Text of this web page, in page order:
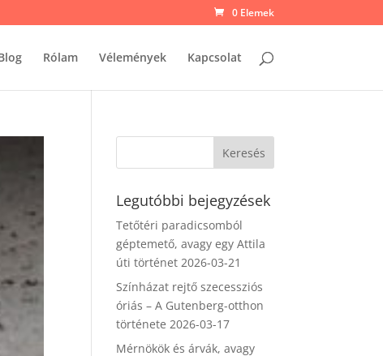
0 Elemek
Rólam Vélemények Kapcsolat
Legutóbbi bejegyzések
Tetőtéri paradicsomból
géptemető, avagy egy Attila
úti történet 2026-03-21
Színházat rejtő szecessziós
óriás – A Gutenberg-otthon
története 2026-03-17
Mérnökök és árvák, avagy